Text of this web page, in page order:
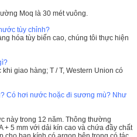
Moq là 30 mét vuông.
tùy chỉnh?
hóa tùy biến cao, chúng tôi thực hiện
khi giao hàng; T / T, Western Union có
Có hơi nước hoặc đi sương mù? Như
này trong 12 năm. Thông thường
+ 5 mm với dải kín cao và chứa đầy chất